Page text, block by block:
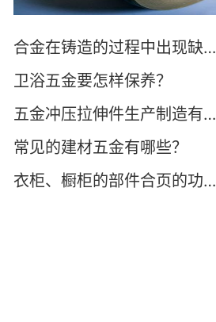
合金在铸造的过程中出现缺陷怎么解决？
卫浴五金要怎样保养？
五金冲压拉伸件生产制造有什么技巧
常见的建材五金有哪些？
衣柜、橱柜的部件合页的功能有哪些？